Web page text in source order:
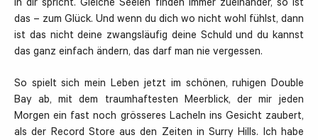
in dir spricht. Gleiche Seelen finden immer zueinander, so ist
das – zum Glück. Und wenn du dich wo nicht wohl fühlst, dann
ist das nicht deine zwangsläufig deine Schuld und du kannst
das ganz einfach ändern, das darf man nie vergessen.
So spielt sich mein Leben jetzt im schönen, ruhigen Double
Bay ab, mit dem traumhaftesten Meerblick, der mir jeden
Morgen ein fast noch grösseres Lacheln ins Gesicht zaubert,
als der Record Store aus den Zeiten in Surry Hills. Ich habe